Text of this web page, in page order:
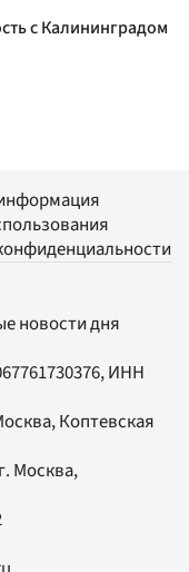
с Калининградом
новости дня
ИНН
Коптевская
Москва,